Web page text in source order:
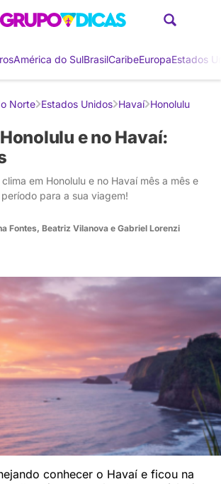
América do SulBrasilCaribeEuropaEstados
Norte Estados Unidos Havaí Honolulu
e no Havaí:
em Honolulu e no Havaí mês a mês e
para a sua viagem!
Fontes, Beatriz Vilanova e Gabriel Lorenzi
conhecer o Havaí e ficou na